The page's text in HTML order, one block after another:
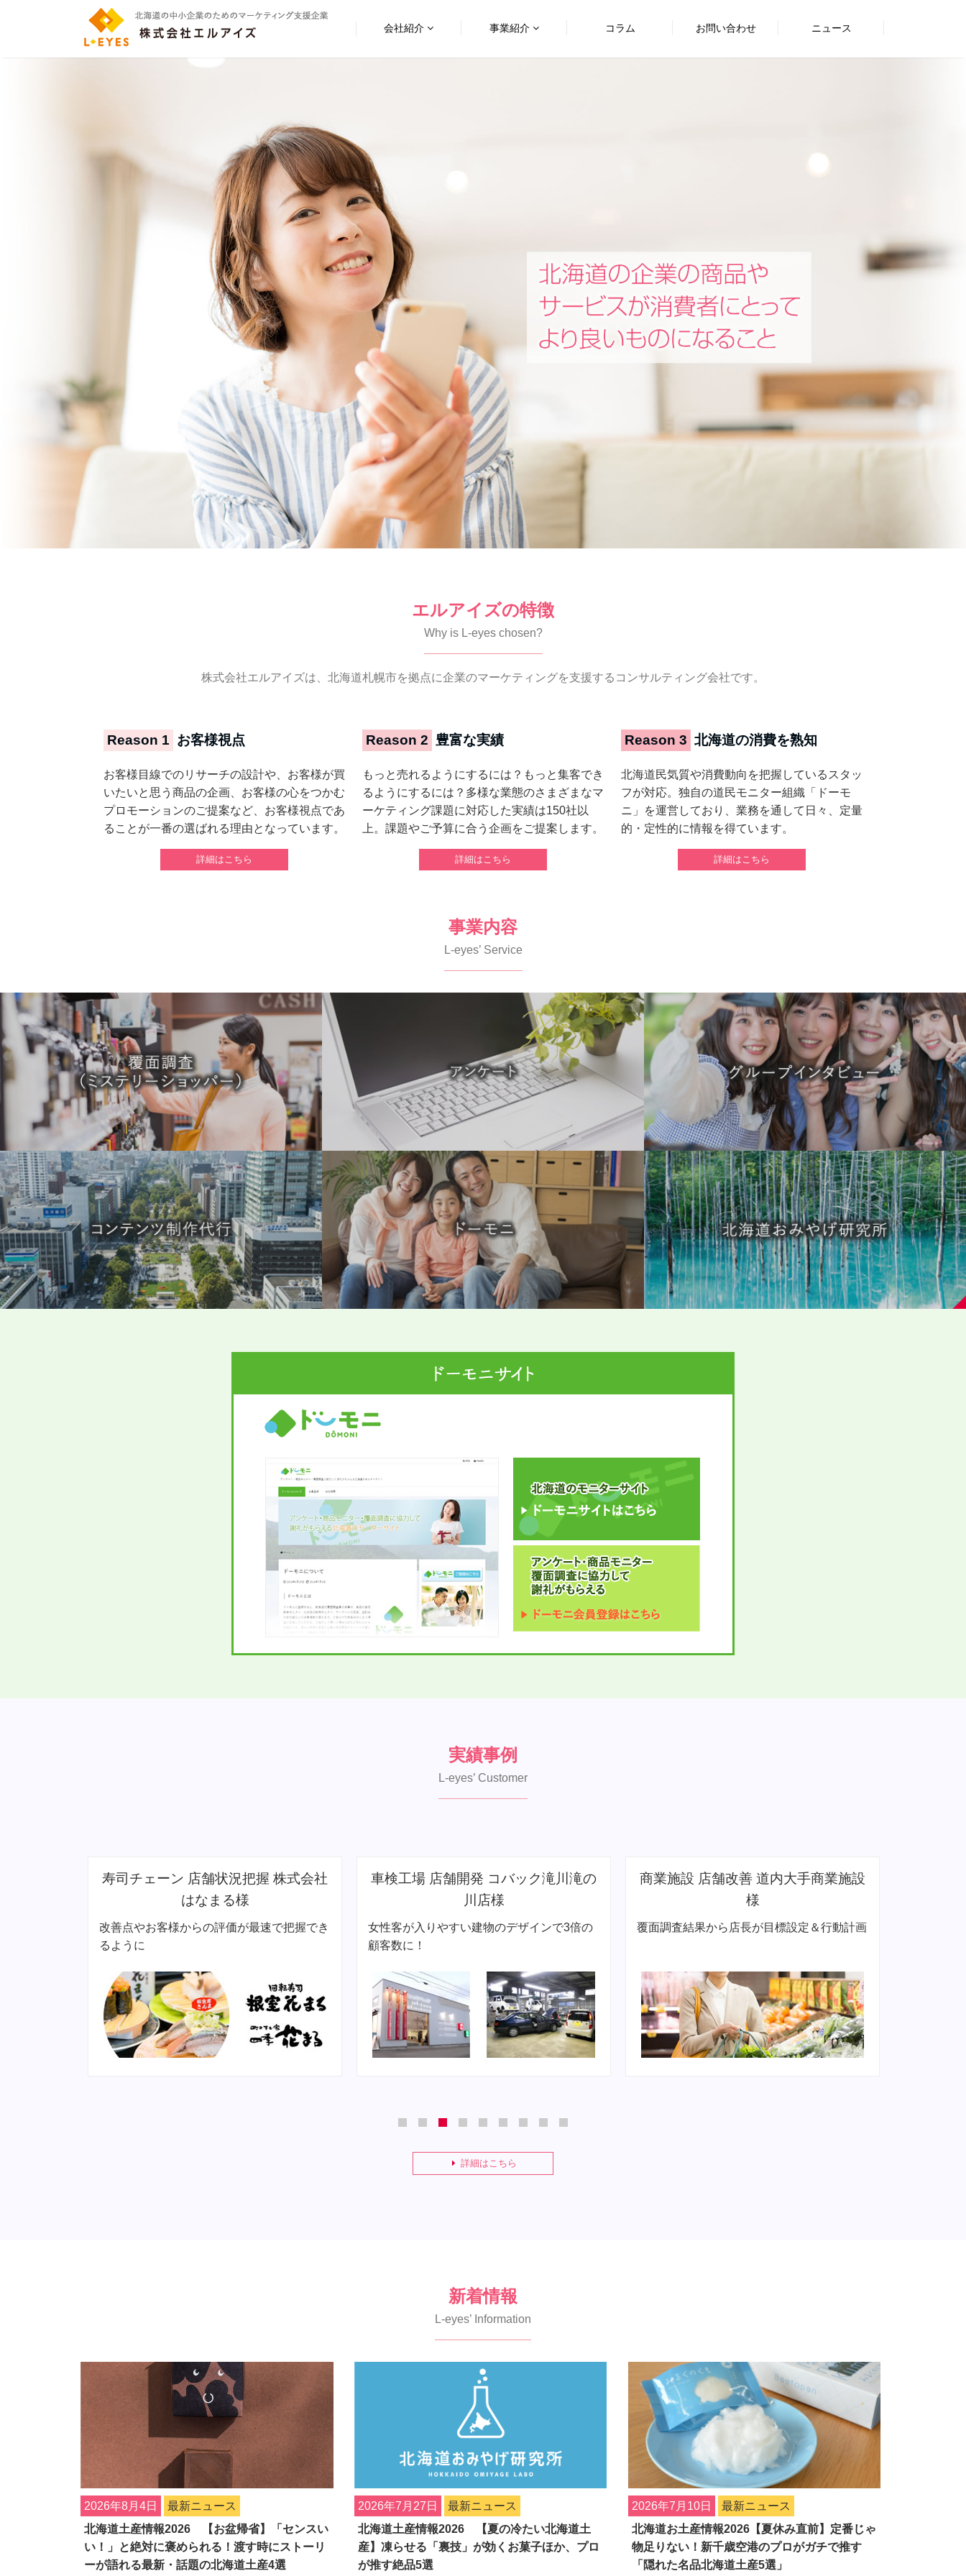
会社紹介 事業紹介 コラム お問い合わせ ニュース
エルアイズの特徴
Why is L-eyes chosen?
株式会社エルアイズは、北海道札幌市を拠点に企業のマーケティングを支援するコンサルティング会社です。
Reason 1 お客様視点
お客様目線でのリサーチの設計や、お客様が買
いたいと思う商品の企画、お客様の心をつかむ
プロモーションのご提案など、お客様視点であ
ることが一番の選ばれる理由となっています。
詳細はこちら
Reason 2 豊富な実績
もっと売れるようにするには？もっと集客でき
るようにするには？多様な業態のさまざまなマ
ーケティング課題に対応した実績は150社以
上。課題やご予算に合う企画をご提案します。
詳細はこちら
Reason 3 北海道の消費を熟知
北海道民気質や消費動向を把握しているスタッ
フが対応。独自の道民モニター組織「ドーモ
ニ」を運営しており、業務を通して日々、定量
的・定性的に情報を得ています。
詳細はこちら
事業内容
L-eyes’ Service
実績事例
L-eyes’ Customer
車検工場 店舗開発 コバック滝川滝の
川店様
女性客が入りやすい建物のデザインで3倍の
顧客数に！
商業施設 店舗改善 道内大手商業施設
様
覆面調査結果から店長が目標設定＆行動計画
商業施設 集客企画 道内大手商業施設
様
平日の集客アイディアを従業員参加で考え策
詳細はこちら
新着情報
L-eyes’ Information
2026年8月4日
最新ニュース
北海道土産情報2026 【お盆帰省】「センスい
い！」と絶対に褒められる！渡す時にストーリ
ーが語れる最新・話題の北海道土産4選
2026年7月27日
最新ニュース
北海道土産情報2026 【夏の冷たい北海道土
産】凍らせる「裏技」が効くお菓子ほか、プロ
が推す絶品5選
2026年7月10日
最新ニュース
北海道お土産情報2026【夏休み直前】定番じゃ
物足りない！新千歳空港のプロがガチで推す
「隠れた名品北海道土産5選」